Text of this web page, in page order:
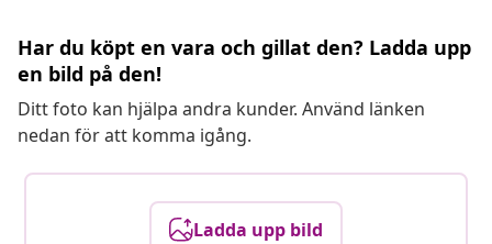
Har du köpt en vara och gillat den? Ladda upp
en bild på den!
Ditt foto kan hjälpa andra kunder. Använd länken
nedan för att komma igång.
Ladda upp bild